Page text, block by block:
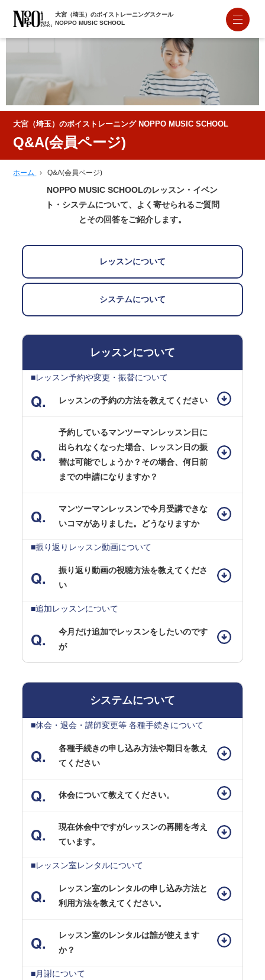
大宮（埼玉）のボイストレーニングスクール
NOPPO MUSIC SCHOOL
大宮（埼玉）のボイストレーニング NOPPO MUSIC SCHOOL
Q&A(会員ページ)
ホーム › Q&A(会員ページ)
NOPPO MUSIC SCHOOLのレッスン・イベン
ト・システムについて、よく寄せられるご質問
とその回答をご紹介します。
レッスンについて
システムについて
レッスンについて
■レッスン予約や変更・振替について
レッスンの予約の方法を教えてください
予約しているマンツーマンレッスン日に
出られなくなった場合、レッスン日の振
替は可能でしょうか？その場合、何日前
までの申請になりますか？
マンツーマンレッスンで今月受講できな
いコマがありました。どうなりますか
■振り返りレッスン動画について
振り返り動画の視聴方法を教えてくださ
い
■追加レッスンについて
今月だけ追加でレッスンをしたいのです
が
システムについて
■休会・退会・講師変更等 各種手続きについて
各種手続きの申し込み方法や期日を教え
てください
休会について教えてください。
現在休会中ですがレッスンの再開を考え
ています。
■レッスン室レンタルについて
レッスン室のレンタルの申し込み方法と
利用方法を教えてください。
レッスン室のレンタルは誰が使えます
か？
■月謝について